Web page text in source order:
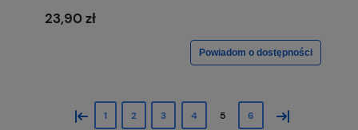
23,90 zł
Powiadom o dostępności
« 1 2 3 4 5 6 »